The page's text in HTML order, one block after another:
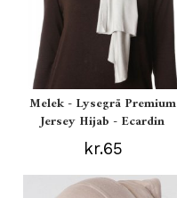
Melek - Lysegrå Premium
Jersey Hijab - Ecardin
kr.65